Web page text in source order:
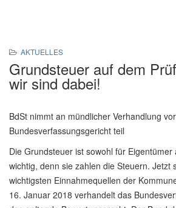
AKTUELLES
Grundsteuer auf dem
wir sind dabei!
BdSt nimmt an mündlicher Verhandlung
Bundesverfassungsgericht teil
Die Grundsteuer ist sowohl für
wichtig, denn sie zahlen die Steuern. Jetzt
wichtigsten Einnahmequellen der
16. Januar 2018 verhandelt das